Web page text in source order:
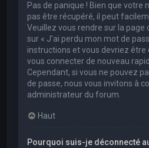
Pas de panique ! Bien que votre
pas être récupéré, il peut
Veuillez vous rendre sur la page
sur « J’ai perdu mon mot de
instructions et vous devriez être
vous connecter de nouveau
Cependant, si vous ne pouvez
de passe, nous vous invitons à
administrateur du forum.
Haut
Pourquoi suis-je déconnecté